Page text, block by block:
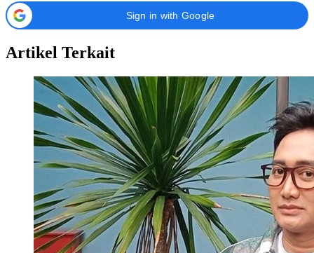
Sign in with Google
Artikel Terkait